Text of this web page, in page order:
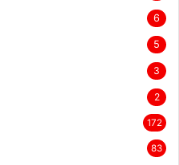
6
5
3
2
172
83